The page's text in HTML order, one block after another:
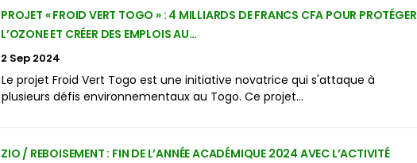
PROJET « FROID VERT TOGO » : 4 MILLIARDS DE FRANCS CFA POUR PROTÉGER
L’OZONE ET CRÉER DES EMPLOIS AU…
2 Sep 2024
Le projet Froid Vert Togo est une initiative novatrice qui s'attaque à
plusieurs défis environnementaux au Togo. Ce projet…
ZIO / REBOISEMENT : FIN DE L’ANNÉE ACADÉMIQUE 2024 AVEC L’ACTIVITÉ